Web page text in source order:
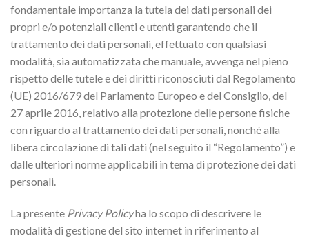
fondamentale importanza la tutela dei dati personali dei
propri e/o potenziali clienti e utenti garantendo che il
trattamento dei dati personali, effettuato con qualsiasi
modalità, sia automatizzata che manuale, avvenga nel pieno
rispetto delle tutele e dei diritti riconosciuti dal Regolamento
(UE) 2016/679 del Parlamento Europeo e del Consiglio, del
27 aprile 2016, relativo alla protezione delle persone fisiche
con riguardo al trattamento dei dati personali, nonché alla
libera circolazione di tali dati (nel seguito il “Regolamento”) e
dalle ulteriori norme applicabili in tema di protezione dei dati
personali.
La presente Privacy Policyha lo scopo di descrivere le
modalità di gestione del sito internet in riferimento al